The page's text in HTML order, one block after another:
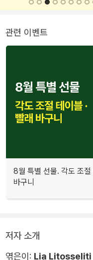
관련 이벤트
8월 특별 선물. 각도 조절
바구니
저자 소개
엮은이: Lia Litosseliti